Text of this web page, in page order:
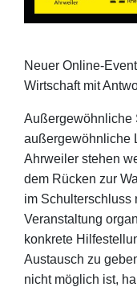
Neuer Online-
Wirtschaft mit
Außergewöhnliche
außergewöhnliche
Ahrweiler stehen
dem Rücken zur
im Schulterschluss
Veranstaltung
konkrete
Austausch zu
nicht möglich ist,